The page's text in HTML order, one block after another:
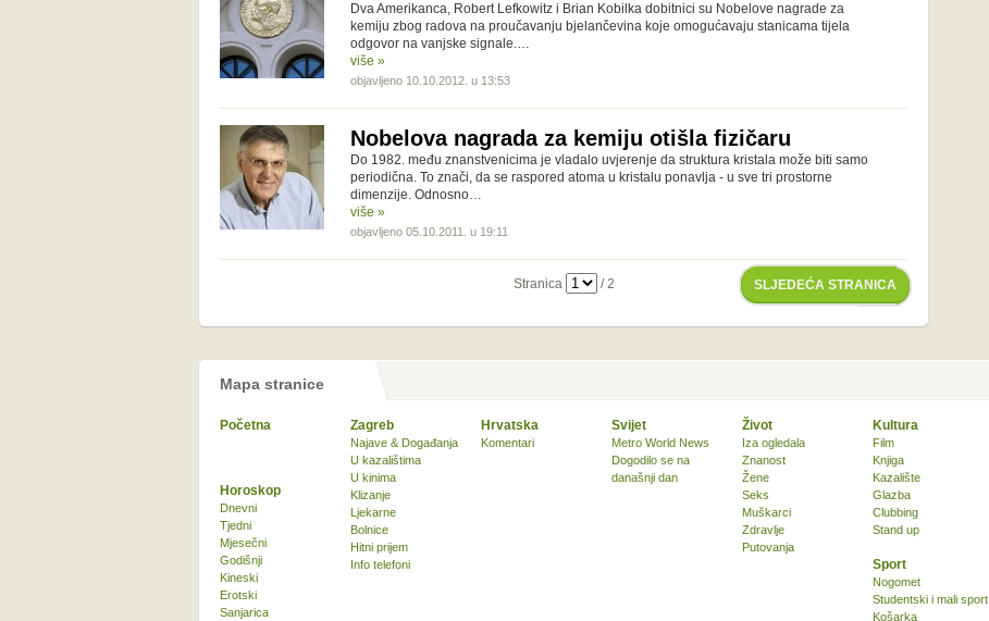
Dva Amerikanca, Robert Lefkowitz i Brian Kobilka dobitnici su Nobelove nagrade za
kemiju zbog radova na proučavanju bjelančevina koje omogućavaju stanicama tijela
odgovor na vanjske signale.…
više »
objavljeno 10.10.2012. u 13:53
Nobelova nagrada za kemiju otišla fizičaru
Do 1982. među znanstvenicima je vladalo uvjerenje da struktura kristala može biti samo
periodična. To znači, da se raspored atoma u kristalu ponavlja - u sve tri prostorne
dimenzije. Odnosno…
više »
objavljeno 05.10.2011. u 19:11
SLJEDEĆA STRANICA
Stranica / 2
Mapa stranice
Početna Zagreb
Najave & Događanja
U kazalištima
U kinima
Klizanje
Ljekarne
Bolnice
Hitni prijem
Info telefoni
Hrvatska
Komentari
Svijet
Metro World News
Dogodilo se na
današnji dan
Život
Iza ogledala
Znanost
Žene
Seks
Muškarci
Zdravlje
Putovanja
Kultura
Film
Knjiga
Kazalište
Glazba
Clubbing
Stand up
Sport
Nogomet
Studentski i mali sport
Košarka
Horoskop
Dnevni
Tjedni
Mjesečni
Godišnji
Kineski
Erotski
Sanjarica